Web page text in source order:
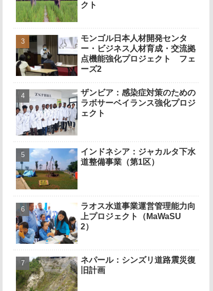
クト
モンゴル日本人材開発センタ
ー・ビジネス人材育成・交流拠
点機能強化プロジェクト フェ
ーズ2
ザンビア：感染症対策のための
ラボサーベイランス強化プロジ
ェクト
インドネシア：ジャカルタ下水
道整備事業（第1区）
ラオス水道事業運営管理能力向
上プロジェクト（MaWaSU
2）
ネパール：シンズリ道路震災復
旧計画